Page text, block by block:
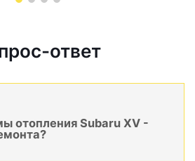
ответ
отопления Subaru XV -